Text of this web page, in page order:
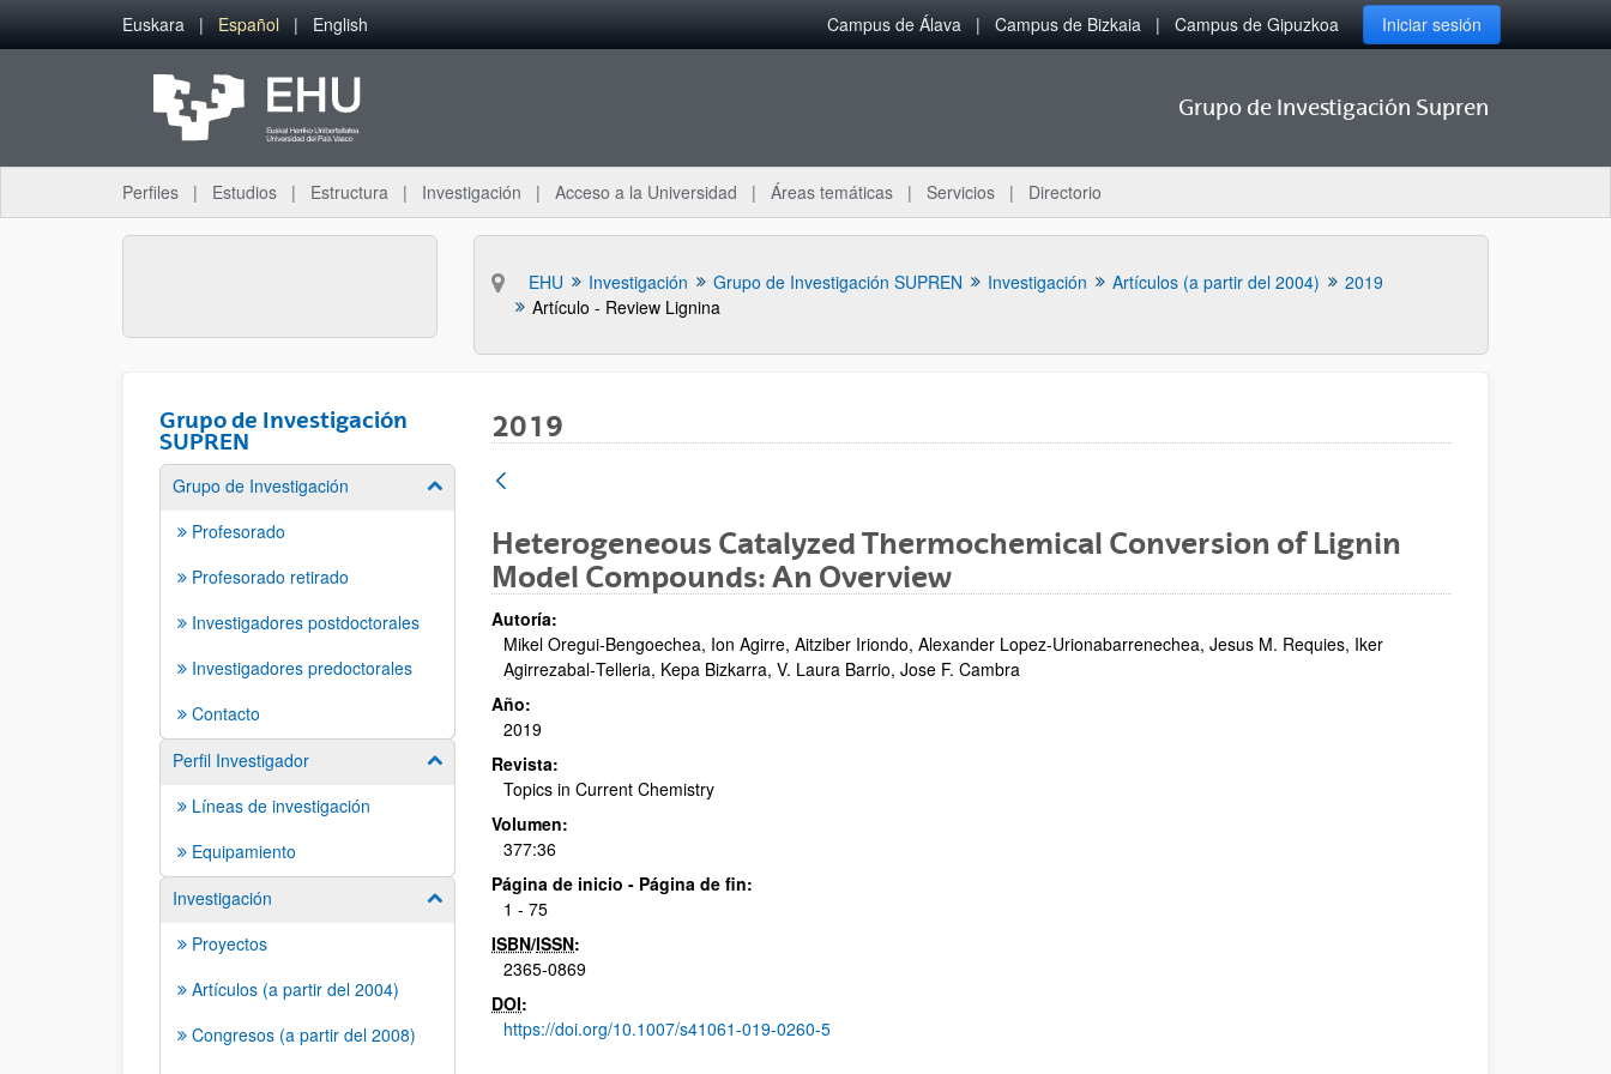
Saltar al contenido principal
Euskara Español English Campus de Álava Campus de Bizkaia Campus de Gipuzkoa Iniciar sesión
Grupo de Investigación Supren
Perfiles Estudios Estructura Investigación Acceso a la Universidad Áreas temáticas Servicios Directorio
EHU Investigación Grupo de Investigación SUPREN Investigación Artículos (a partir del 2004)
2019
Artículo - Review Lignina
Grupo de Investigación
SUPREN
Grupo de Investigación Mostrar/ocultar subpáginas
Profesorado
Profesorado retirado
Investigadores postdoctorales
Investigadores predoctorales
Contacto
Perfil Investigador
Mostrar/ocultar subpáginas
Líneas de investigación
Equipamiento
Investigación
Mostrar/ocultar subpáginas
Proyectos
Artículos (a partir del 2004)
Congresos (a partir del 2008)
2019
Heterogeneous Catalyzed Thermochemical Conversion of Lignin
Model Compounds: An Overview
Autoría:
Mikel Oregui‑Bengoechea, Ion Agirre, Aitziber Iriondo, Alexander Lopez‑Urionabarrenechea, Jesus M. Requies, Iker
Agirrezabal‑Telleria, Kepa Bizkarra, V. Laura Barrio, Jose F. Cambra
Año:
2019
Revista:
Topics in Current Chemistry
Volumen:
377:36
Página de inicio - Página de fin:
1 - 75
ISBN/ISSN:
2365-0869
DOI:
https://doi.org/10.1007/s41061-019-0260-5